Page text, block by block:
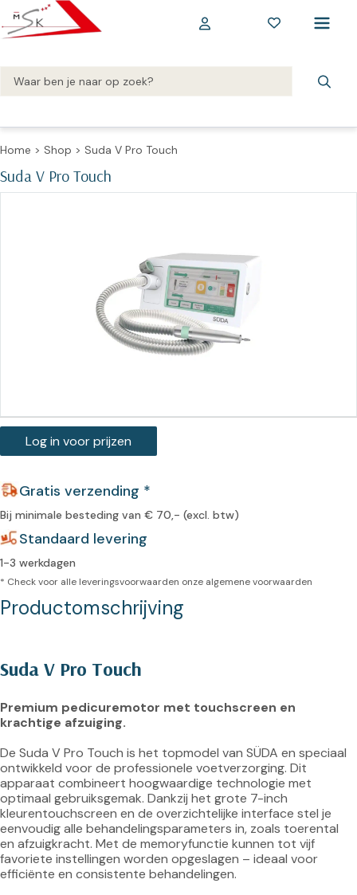
Home > Shop > Suda V Pro Touch
Suda V Pro Touch
Log in voor prijzen
Gratis verzending *
Bij minimale besteding van € 70,- (excl. btw)
Standaard levering
1-3 werkdagen
* Check voor alle leveringsvoorwaarden onze algemene voorwaarden
Productomschrijving
Suda V Pro Touch
Premium pedicuremotor met touchscreen en
krachtige afzuiging.
De Suda V Pro Touch is het topmodel van SÜDA en speciaal
ontwikkeld voor de professionele voetverzorging. Dit
apparaat combineert hoogwaardige technologie met
optimaal gebruiksgemak. Dankzij het grote 7-inch
kleurentouchscreen en de overzichtelijke interface stel je
eenvoudig alle behandelingsparameters in, zoals toerental
en afzuigkracht. Met de memoryfunctie kunnen tot vijf
favoriete instellingen worden opgeslagen – ideaal voor
efficiënte en consistente behandelingen.